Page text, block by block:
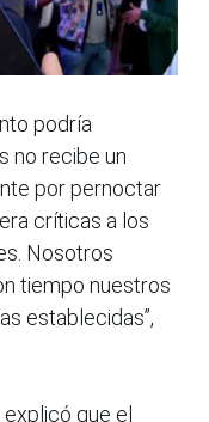
podría
no recibe un
por pernoctar
críticas a los
Nosotros
tiempo nuestros
establecidas”,
que el